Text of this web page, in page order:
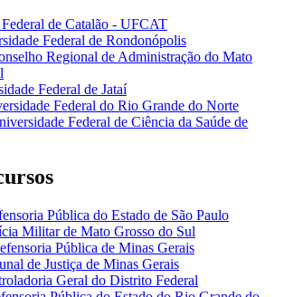
de Catalão - UFCAT
Federal de Rondonópolis
Regional de Administração do Mato
Federal de Jataí
Federal do Rio Grande do Norte
Federal de Ciência da Saúde de
Pública do Estado de São Paulo
Militar de Mato Grosso do Sul
Pública de Minas Gerais
de Justiça de Minas Gerais
Geral do Distrito Federal